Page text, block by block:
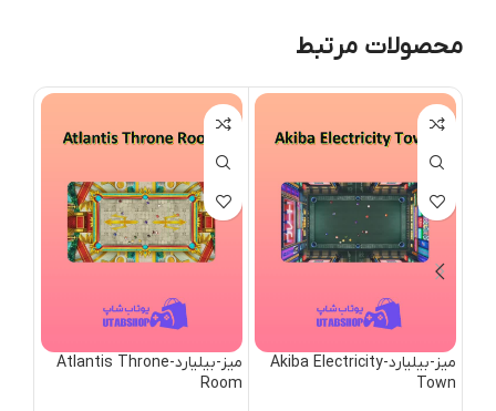
محصولات مرتبط
میز-بیلیارد-Akiba Electricity
Town
میز-بیلیارد-Atlantis Throne
Room